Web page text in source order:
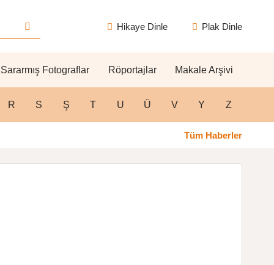
Hikaye Dinle Plak Dinle
Sararmış Fotograflar Röportajlar Makale Arşivi
R S Ş T U Ü V Y Z
Tüm Haberler